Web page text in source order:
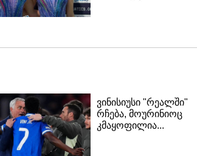
ვინისიუსი "რეალში"
რჩება, მოურინიოც
კმაყოფილია...